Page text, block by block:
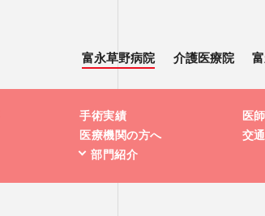
富永草野病院 介護医療院
手術実績
医療機関の方へ
部門紹介
医
交